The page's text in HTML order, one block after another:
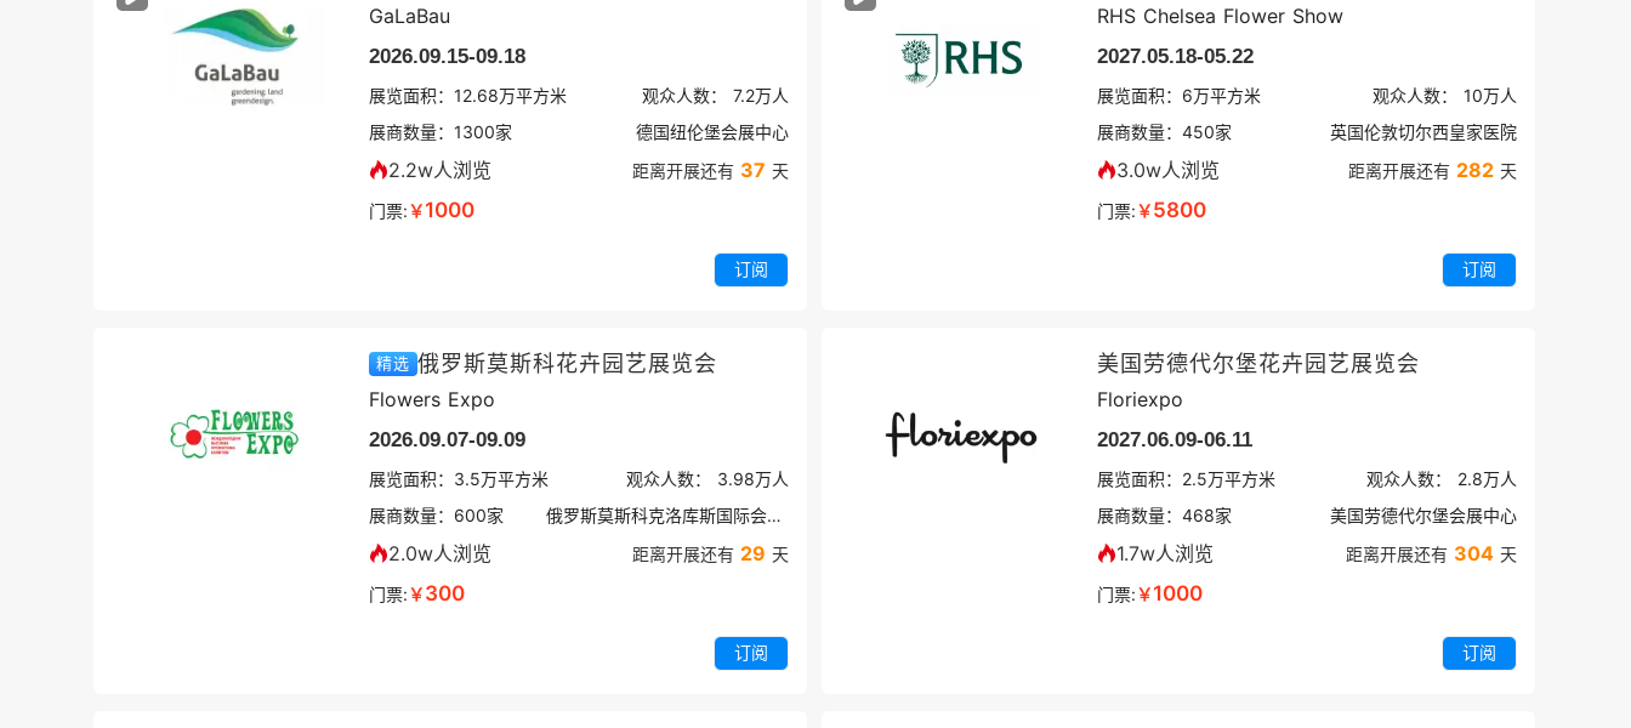
GaLaBau
2026.09.15-09.18
展览面积： 12.68万平方米 观众人数： 7.2万人
展商数量： 1300家 德国纽伦堡会展中心
2.2w人浏览 距离开展还有 37 天
门票:￥1000
订阅
RHS Chelsea Flower Show
2027.05.18-05.22
展览面积： 6万平方米 观众人数： 10万人
展商数量： 450家 英国伦敦切尔西皇家医院
3.0w人浏览 距离开展还有 282 天
门票:￥5800
订阅
精选 俄罗斯莫斯科花卉园艺展览会
Flowers Expo
2026.09.07-09.09
展览面积： 3.5万平方米 观众人数： 3.98万人
展商数量： 600家 俄罗斯莫斯科克洛库斯国际会展中心
2.0w人浏览 距离开展还有 29 天
门票:￥300
订阅
美国劳德代尔堡花卉园艺展览会
Floriexpo
2027.06.09-06.11
展览面积： 2.5万平方米 观众人数： 2.8万人
展商数量： 468家 美国劳德代尔堡会展中心
1.7w人浏览 距离开展还有 304 天
门票:￥1000
订阅